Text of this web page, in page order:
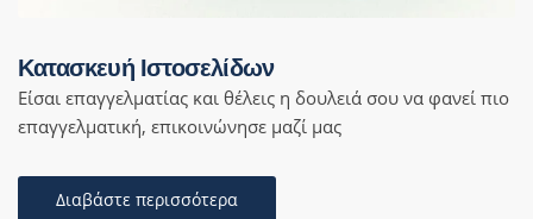
Κατασκευή Ιστοσελίδων
Είσαι επαγγελματίας και θέλεις η δουλειά σου να φανεί πιο
επαγγελματική, επικοινώνησε μαζί μας
Διαβάστε περισσότερα